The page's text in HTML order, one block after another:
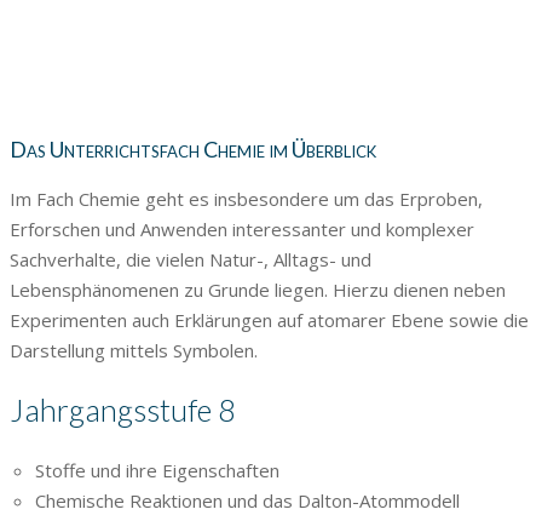
Das Unterrichtsfach Chemie im Überblick
Im Fach Chemie geht es insbesondere um das Erproben,
Erforschen und Anwenden interessanter und komplexer
Sachverhalte, die vielen Natur-, Alltags- und
Lebensphänomenen zu Grunde liegen. Hierzu dienen neben
Experimenten auch Erklärungen auf atomarer Ebene sowie die
Darstellung mittels Symbolen.
Jahrgangsstufe 8
Stoffe und ihre Eigenschaften
Chemische Reaktionen und das Dalton-Atommodell